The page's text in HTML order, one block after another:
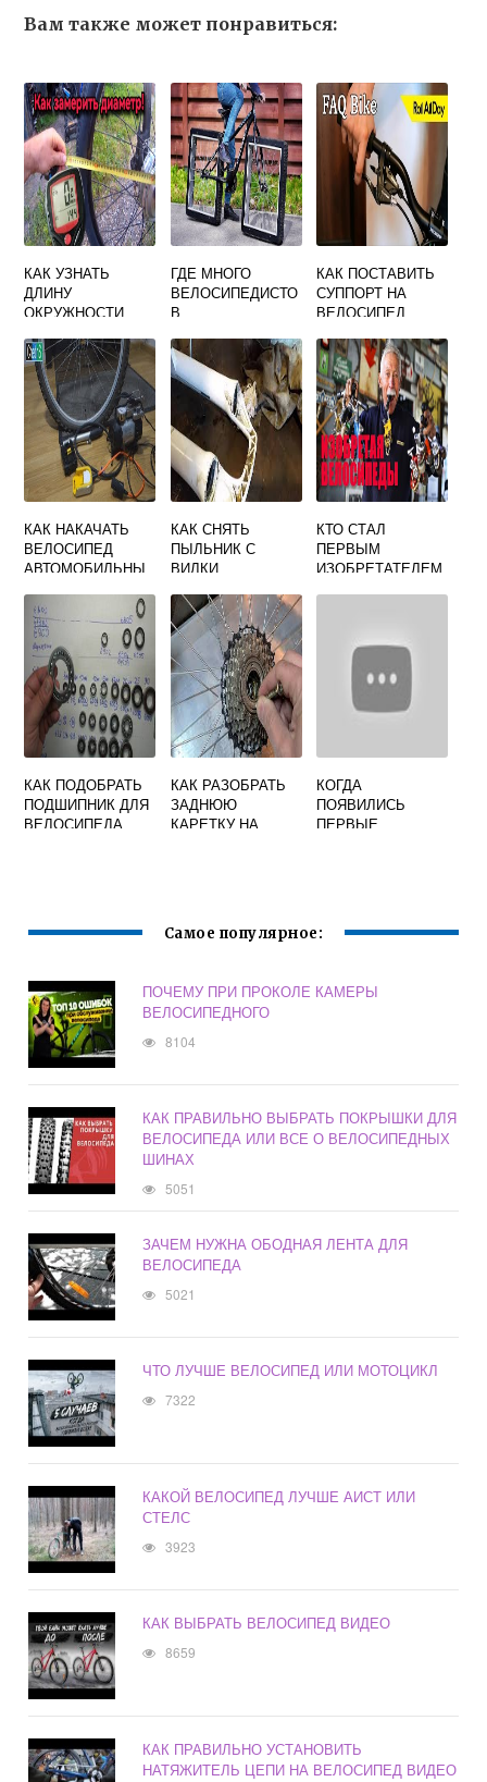
Вам также может понравиться:
КАК УЗНАТЬ
ДЛИНУ
ОКРУЖНОСТИ
ВЕЛОСИПЕДА
ГДЕ МНОГО
ВЕЛОСИПЕДИСТО
В
КАК ПОСТАВИТЬ
СУППОРТ НА
ВЕЛОСИПЕД
КАК НАКАЧАТЬ
ВЕЛОСИПЕД
АВТОМОБИЛЬНЫ
КАК СНЯТЬ
ПЫЛЬНИК С
ВИЛКИ
КТО СТАЛ
ПЕРВЫМ
ИЗОБРЕТАТЕЛЕМ
КАК ПОДОБРАТЬ
ПОДШИПНИК ДЛЯ
ВЕЛОСИПЕДА
КАК РАЗОБРАТЬ
ЗАДНЮЮ
КАРЕТКУ НА
КОГДА
ПОЯВИЛИСЬ
ПЕРВЫЕ
Самое популярное:
ПОЧЕМУ ПРИ ПРОКОЛЕ КАМЕРЫ
ВЕЛОСИПЕДНОГО
8104
КАК ПРАВИЛЬНО ВЫБРАТЬ ПОКРЫШКИ ДЛЯ
ВЕЛОСИПЕДА ИЛИ ВСЕ О ВЕЛОСИПЕДНЫХ
ШИНАХ
5051
ЗАЧЕМ НУЖНА ОБОДНАЯ ЛЕНТА ДЛЯ
ВЕЛОСИПЕДА
5021
ЧТО ЛУЧШЕ ВЕЛОСИПЕД ИЛИ МОТОЦИКЛ
7322
КАКОЙ ВЕЛОСИПЕД ЛУЧШЕ АИСТ ИЛИ
СТЕЛС
3923
КАК ВЫБРАТЬ ВЕЛОСИПЕД ВИДЕО
8659
КАК ПРАВИЛЬНО УСТАНОВИТЬ
НАТЯЖИТЕЛЬ ЦЕПИ НА ВЕЛОСИПЕД ВИДЕО